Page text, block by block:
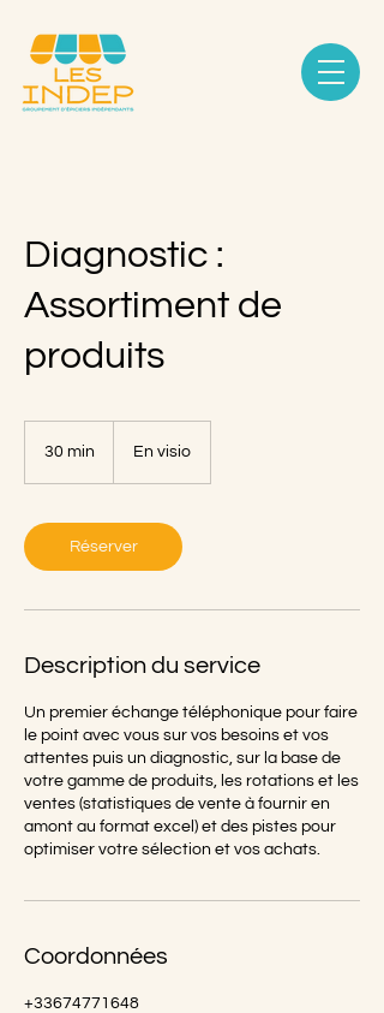
Diagnostic :
Assortiment de
produits
30 min
i
n
En visio
Réserver
Description du service
Un premier échange téléphonique pour faire
le point avec vous sur vos besoins et vos
attentes puis un diagnostic, sur la base de
votre gamme de produits, les rotations et les
ventes (statistiques de vente à fournir en
amont au format excel) et des pistes pour
optimiser votre sélection et vos achats.
Coordonnées
+33674771648